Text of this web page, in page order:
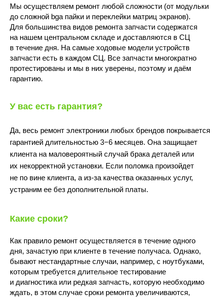
Мы осуществляем ремонт любой сложности (от модульки
до сложной bga пайки и переклейки матриц экранов).
Для большинства видов ремонта запчасти содержатся
на нашем центральном складе и доставляются в СЦ
в течение дня. На самые ходовые модели устройств
запчасти есть в каждом СЦ. Все запчасти многократно
протестированы и мы в них уверены, поэтому и даём
гарантию.
У вас есть гарантия?
Да, весь ремонт электроники любых брендов покрывается
гарантией длительностью 3−6 месяцев. Она защищает
клиента на маловероятный случай брака деталей или
их некорректной установки. Если поломка произойдет
не по вине клиента, а из-за качества оказанных услуг,
устраним ее без дополнительной платы.
Какие сроки?
Как правило ремонт осуществляется в течение одного
дня, зачастую при клиенте в течение получаса. Однако,
бывают нестандартные случаи, например, с ноутбуками,
которым требуется длительное тестирование
и диагностика или редкая запчасть, которую необходимо
ждать, в этом случае сроки ремонта увеличиваются,
Волжский бульвар, 7
(Перекрёсток) м.Текстильщики
10:00 - 22:00